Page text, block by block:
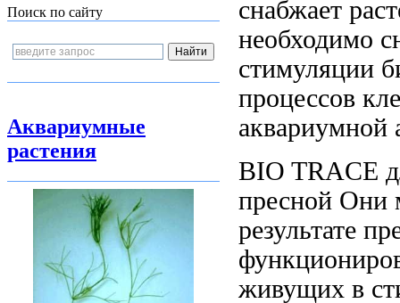
Поиск по сайту
Аквариумные
растения
снабжает
необходимо
стимуляции
процессов
аквариумной
BIO TRACE
пресной Они
результате
живущих в